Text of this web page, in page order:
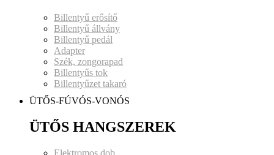
Billentyű erősítő
Billentyű állvány
Billentyű pedál
Adapter
Szék, zongorapad
Billentyűs tok
Billentyűzet takaró
ÜTŐS-FÚVÓS-VONÓS
ÜTŐS HANGSZEREK
Elektromos dob